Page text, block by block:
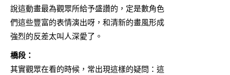
說這動畫最為觀眾所給予盛讚的，定是數角色
們這些豐富的表情演出呀，和清新的畫風形成
強烈的反差太叫人深愛了。
橋段：
其實觀眾在看的時候，常出現這樣的疑問：這